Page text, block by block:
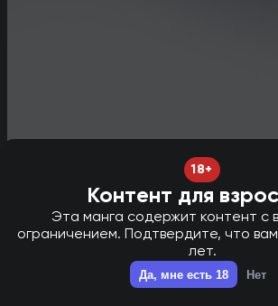
18+
Контент для
Эта манга содержит контент с
ограничением. Подтвердите, что вам
лет.
Да, мне есть 18 Нет
НОВАЯ ГЛАВА В ТГ - НАЖМИ ДЛЯ